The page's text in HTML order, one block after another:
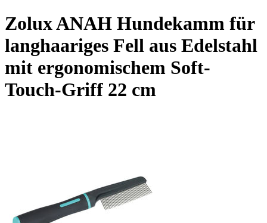
Zolux ANAH Hundekamm für
langhaariges Fell aus Edelstahl
mit ergonomischem Soft-
Touch-Griff 22 cm